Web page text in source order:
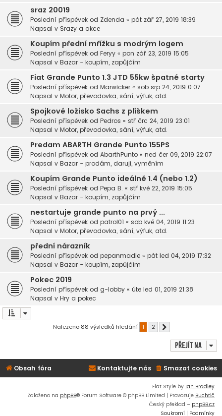
sraz 20019
Poslední příspěvek od Zdenda « pát zář 27, 2019 18:39
Napsal v Srazy a akce
Koupím přední mřížku s modrým logem
Poslední příspěvek od Feryy « pon zář 23, 2019 15:05
Napsal v Bazar - koupím, zapůjčím
Fiat Grande Punto 1.3 JTD 55kw špatné starty
Poslední příspěvek od Marwicker « sob srp 24, 2019 0:07
Napsal v Motor, převodovka, sání, výfuk, atd.
Spojkové ložisko Sachs z plíškem
Poslední příspěvek od Pedros « stř črc 24, 2019 23:01
Napsal v Motor, převodovka, sání, výfuk, atd.
Predam ABARTH Grande Punto 155PS
Poslední příspěvek od AbarthPunto « ned čer 09, 2019 22:07
Napsal v Bazar - prodám, daruji, vyměním
Koupím Grande Punto ideálně 1.4 (nebo 1.2)
Poslední příspěvek od Pepa B. « stř kvě 22, 2019 15:05
Napsal v Bazar - koupím, zapůjčím
nestartuje grande punto na prvý ...
Poslední příspěvek od patrol01 « sob kvě 04, 2019 11:23
Napsal v Motor, převodovka, sání, výfuk, atd.
přední nárazník
Poslední příspěvek od pepanmadle « pát led 04, 2019 17:32
Napsal v Bazar - koupím, zapůjčím
Pokec 2019
Poslední příspěvek od g-lobby « úte led 01, 2019 21:38
Napsal v Hry a pokec
Nalezeno 88 výsledků hledání 1 2
Přejít na
Obsah fóra Smazat cookies
Kontaktujte nás
Flat Style by Ian Bradley
Založeno na phpBB® Forum Software © phpBB Limited | Provozuje Buchtič
Český překlad – phpBB.cz
Soukromí | Podmínky